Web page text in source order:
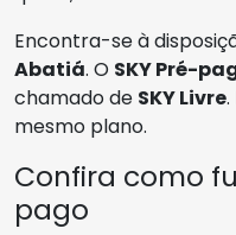
Encontra-se à
Abatiá. O SKY Pré-
chamado de SKY Livre
mesmo plano.
Confira como
pago